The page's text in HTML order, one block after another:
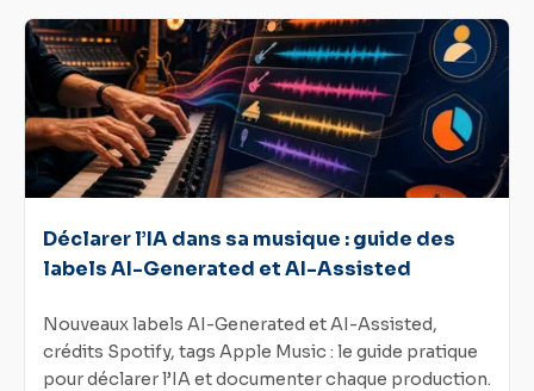
Déclarer l’IA dans sa musique : guide des
labels AI-Generated et AI-Assisted
Nouveaux labels AI-Generated et AI-Assisted,
crédits Spotify, tags Apple Music : le guide pratique
pour déclarer l’IA et documenter chaque production.